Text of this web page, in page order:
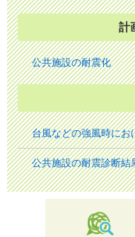
計
公共施設の耐震化
台風などの強風時にお
公共施設の耐震診断結